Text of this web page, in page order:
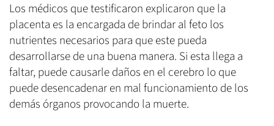
Los médicos que testificaron explicaron que la
placenta es la encargada de brindar al feto los
nutrientes necesarios para que este pueda
desarrollarse de una buena manera. Si esta llega a
faltar, puede causarle daños en el cerebro lo que
puede desencadenar en mal funcionamiento de los
demás órganos provocando la muerte.